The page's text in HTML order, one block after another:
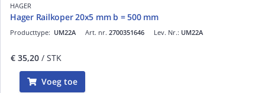
HAGER
Hager Railkoper 20x5 mm b = 500 mm
Art. nr. 2700351646
Producttype: UM22A Lev. Nr.: UM22A
€ 35,20 / STK
Voeg toe